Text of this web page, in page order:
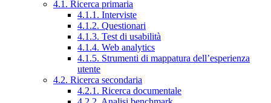
4.1. Ricerca primaria
4.1.1. Interviste
4.1.2. Questionari
4.1.3. Test di usabilità
4.1.4. Web analytics
4.1.5. Strumenti di mappatura dell’esperienza
utente
4.2. Ricerca secondaria
4.2.1. Ricerca documentale